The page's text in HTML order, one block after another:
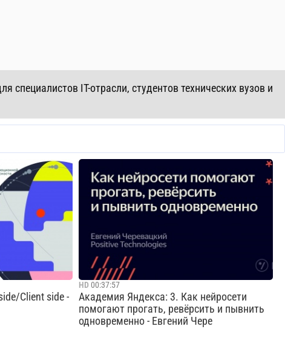
IT-отрасли, студентов технических вузов и
Client side -
HD 00:37:57
Академия Яндекса: 3. Как нейросети
помогают прогать, ревёрсить и пывнить
одновременно - Евгений Чере